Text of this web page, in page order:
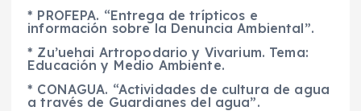
* PROFEPA. “Entrega de trípticos e
información sobre la Denuncia Ambiental”.
* Zu’uehai Artropodario y Vivarium. Tema:
Educación y Medio Ambiente.
* CONAGUA. “Actividades de cultura de agua
a través de Guardianes del agua”.